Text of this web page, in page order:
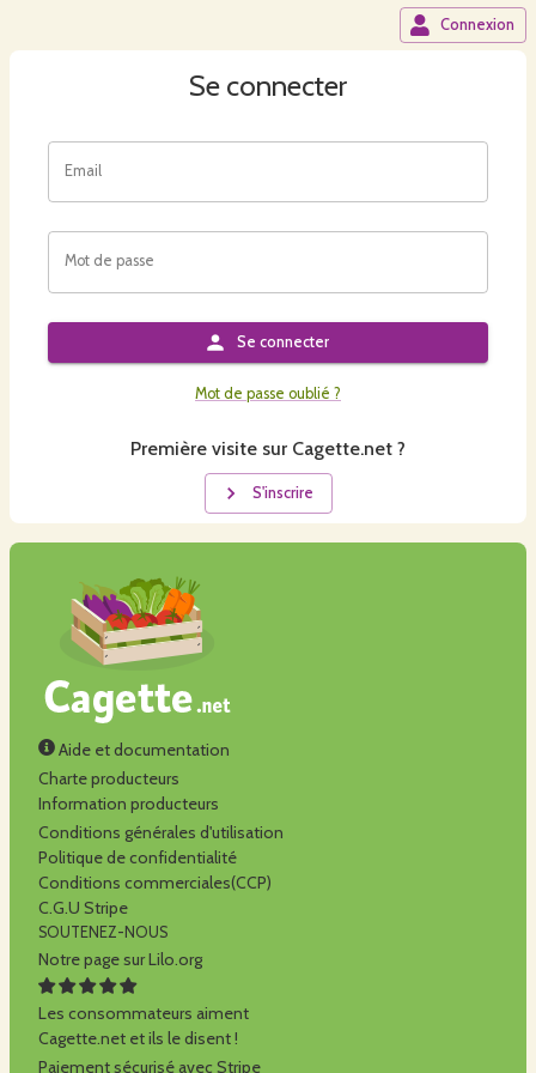
Connexion
Se connecter
Email
Mot de passe
Se connecter
Mot de passe oublié ?
Première visite sur Cagette.net ?
S'inscrire
Aide et documentation
Charte producteurs
Information producteurs
Conditions générales d'utilisation
Politique de confidentialité
Conditions commerciales(CCP)
C.G.U Stripe
SOUTENEZ-NOUS
Notre page sur Lilo.org
Les consommateurs aiment
Cagette.net et ils le disent !
Paiement sécurisé avec Stripe